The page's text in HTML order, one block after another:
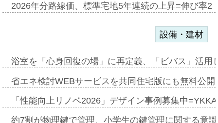
2026年分路線価、標準宅地5年連続の上昇=伸び率
設備・建材
浴室を「心身回復の場」に再定義、「ビバス」活
省エネ検討WEBサービスを共同住宅版にも無料公
「性能向上リノベ2026」デザイン事例募集中
約7割が物理鍵で管理、小学生の鍵管理に関する意